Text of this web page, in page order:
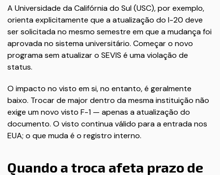
A Universidade da Califórnia do Sul (USC), por exemplo,
orienta explicitamente que a atualização do I-20 deve
ser solicitada no mesmo semestre em que a mudança foi
aprovada no sistema universitário. Começar o novo
programa sem atualizar o SEVIS é uma violação de
status.
O impacto no visto em si, no entanto, é geralmente
baixo. Trocar de major dentro da mesma instituição não
exige um novo visto F-1 — apenas a atualização do
documento. O visto continua válido para a entrada nos
EUA; o que muda é o registro interno.
Quando a troca afeta prazo de